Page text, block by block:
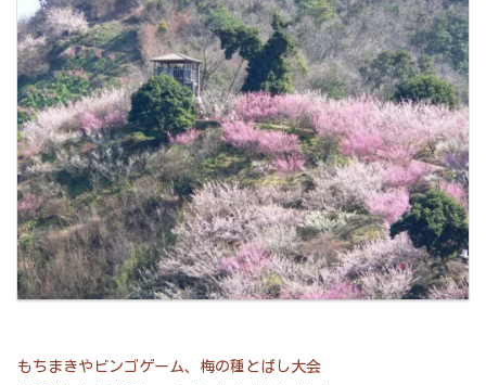
もちまきやビンゴゲーム、梅の種とばし大会